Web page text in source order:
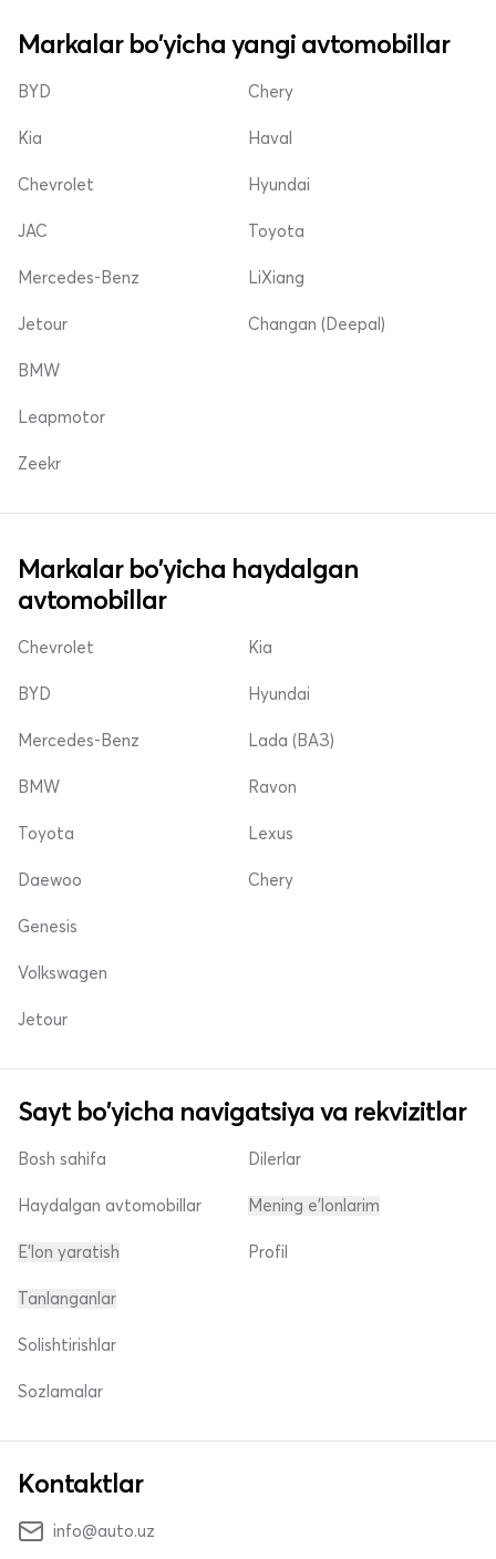
Markalar bo'yicha yangi avtomobillar
BYD
Kia
Chevrolet
Chery
Haval
Hyundai
JAC
Mercedes-Benz
Jetour
Toyota
LiXiang
Changan (Deepal)
BMW
Leapmotor
Zeekr
Markalar bo'yicha haydalgan
avtomobillar
Chevrolet
BYD
Mercedes-Benz
Kia
Hyundai
Lada (ВАЗ)
BMW
Toyota
Daewoo
Ravon
Lexus
Chery
Genesis
Volkswagen
Jetour
Sayt bo'yicha navigatsiya va rekvizitlar
Bosh sahifa
Haydalgan avtomobillar
E'lon yaratish
Dilerlar
Mening e'lonlarim
Profil
Tanlanganlar
Solishtirishlar
Sozlamalar
Kontaktlar
info@auto.uz